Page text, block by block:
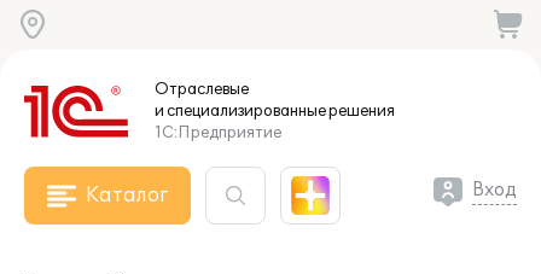
Отраслевые
и специализированныерешения
1С:Предприятие
Каталог Вход